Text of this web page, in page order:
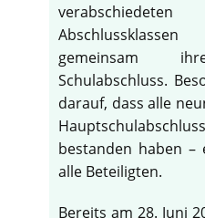
gemeinsam
Schulabschluss.
darauf, dass alle
bestanden haben
alle Beteiligten.
Bereits am 28. Juni